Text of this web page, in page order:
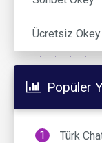
Ücretsiz Okey
Popüler
Türk